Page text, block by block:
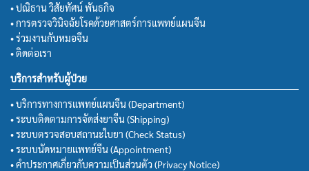
• ปณิธาน วิสัยทัศน์ พันธกิจ
• การตรวจวินิจฉัยโรคด้วยศาสตร์การแพทย์แผนจีน
• ร่วมงานกับหมอจีน
• ติดต่อเรา
บริการสำหรับผู้ป่วย
• บริการทางการแพทย์แผนจีน (Department)
• ระบบติดตามการจัดส่งยาจีน (Shipping)
• ระบบตรวจสอบสถานะใบยา (Check Status)
• ระบบนัดหมายแพทย์จีน (Appointment)
• คำประกาศเกี่ยวกับความเป็นส่วนตัว (Privacy Notice)